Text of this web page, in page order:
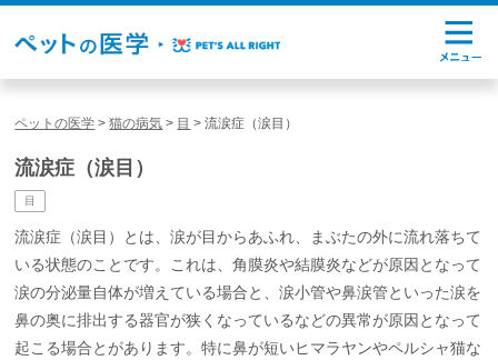
ペットの医学 >猫の病気 > 目 >流涙症（涙目）
流涙症（涙目）
目
流涙症（涙目）とは、涙が目からあふれ、まぶたの外に流れ落ちて
いる状態のことです。これは、角膜炎や結膜炎などが原因となって
涙の分泌量自体が増えている場合と、涙小管や鼻涙管といった涙を
鼻の奥に排出する器官が狭くなっているなどの異常が原因となって
起こる場合とがあります。特に鼻が短いヒマラヤンやペルシャ猫な